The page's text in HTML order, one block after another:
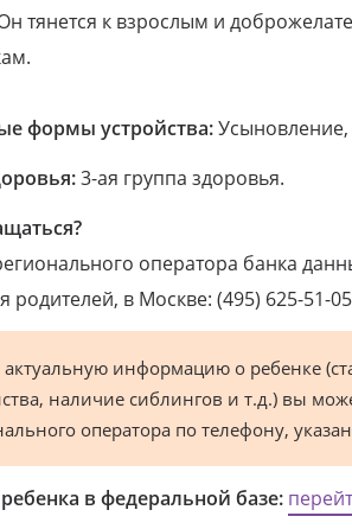
тянется к взрослым и
формы устройства:Усыновление,
3-ая группа здоровья.
оператора банка
родителей, в Москве: (495) 625-51-
информацию о ребенке
наличие сиблингов и т.д.) вы
оператора по телефону,
в федеральной базе: